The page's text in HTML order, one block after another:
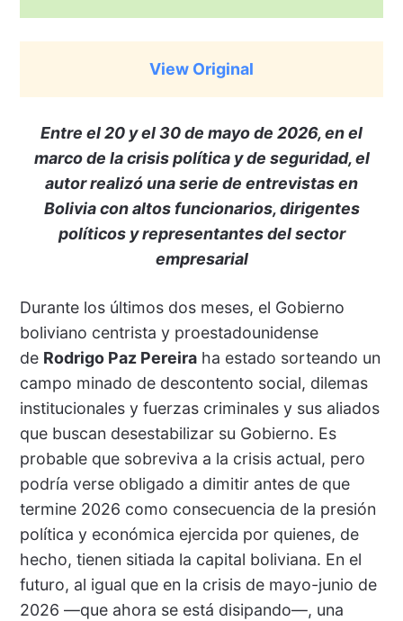
View Original
Entre el 20 y el 30 de mayo de 2026, en el
marco de la crisis política y de seguridad, el
autor realizó una serie de entrevistas en
Bolivia con altos funcionarios, dirigentes
políticos y representantes del sector
empresarial
Durante los últimos dos meses, el Gobierno
boliviano centrista y proestadounidense
de Rodrigo Paz Pereiraha estado sorteando un
campo minado de descontento social, dilemas
institucionales y fuerzas criminales y sus aliados
que buscan desestabilizar su Gobierno. Es
probable que sobreviva a la crisis actual, pero
podría verse obligado a dimitir antes de que
termine 2026 como consecuencia de la presión
política y económica ejercida por quienes, de
hecho, tienen sitiada la capital boliviana. En el
futuro, al igual que en la crisis de mayo-junio de
2026 —que ahora se está disipando—, una